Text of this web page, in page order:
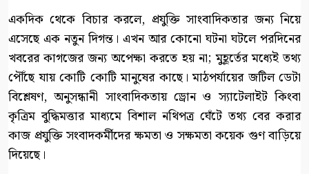
একদিক থেকে বিচার করলে, প্রযুক্তি সাংবাদিকতার জন্য নিয়ে
এসেছে এক নতুন দিগন্ত। এখন আর কোনো ঘটনা ঘটলে পরদিনের
খবরের কাগজের জন্য অপেক্ষা করতে হয় না; মুহূর্তের মধ্যেই তথ্য
পৌঁছে যায় কোটি কোটি মানুষের কাছে। মাঠপর্যায়ের জটিল ডেটা
বিশ্লেষণ, অনুসন্ধানী সাংবাদিকতায় ড্রোন ও স্যাটেলাইট কিংবা
কৃত্রিম বুদ্ধিমত্তার মাধ্যমে বিশাল নথিপত্র ঘেঁটে তথ্য বের করার
কাজ প্রযুক্তি সংবাদকর্মীদের ক্ষমতা ও সক্ষমতা কয়েক গুণ বাড়িয়ে
দিয়েছে।